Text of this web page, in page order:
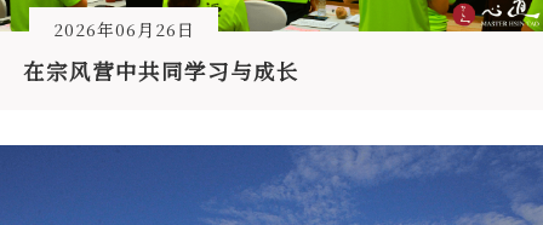
2026年06月26日
在宗风营中共同学习与成长